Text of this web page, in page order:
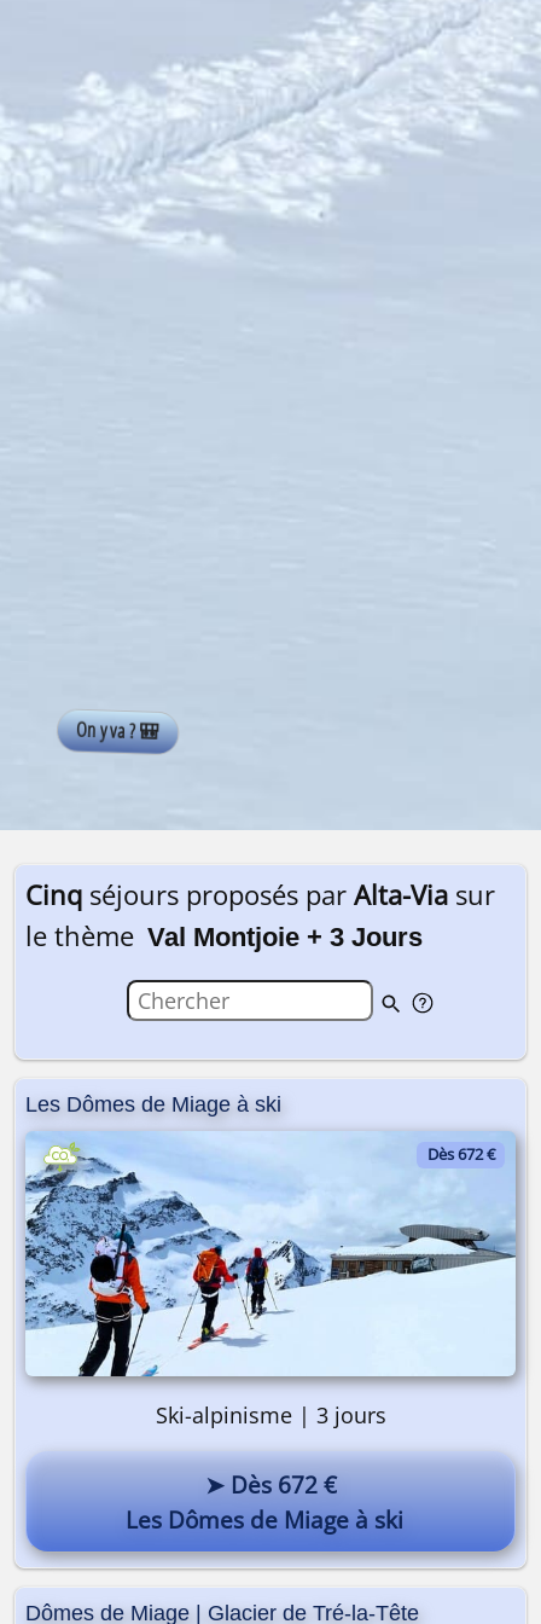
Cinq séjours proposés par Alta-Via sur
le thème Val Montjoie + 3 Jours
Les Dômes de Miage à ski
Dès 672 €
Ski-alpinisme | 3 jours
➤ Dès 672 €
Les Dômes de Miage à ski
Dômes de Miage | Glacier de Tré-la-Tête